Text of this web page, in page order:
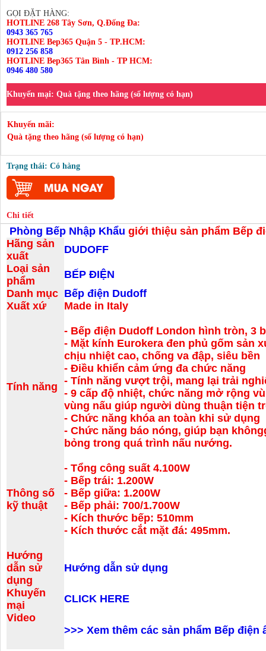
GỌI ĐẶT HÀNG:
HOTLINE 268 Tây Sơn, Q.Đống Đa:
0943 365 765
HOTLINE Bep365 Quận 5 - TP.HCM:
0912 256 858
HOTLINE Bep365 Tân Bình - TP HCM:
0946 480 580
Khuyến mại: Quà tặng theo hãng (số lượng có hạn)
Khuyến mãi:
Quà tặng theo hãng (số lượng có hạn)
Trạng thái: Có hàng
Chi tiết
Phòng Bếp Nhập Khẩu giới thiệu sản phẩm Bếp
Hãng sản
xuất
DUDOFF
Loại sản
phẩm
BẾP ĐIỆN
Danh mục Bếp điện Dudoff
Xuất xứ
Made in Italy
Tính năng
- Bếp điện Dudoff London hình tròn, 3
- Mặt kính Eurokera đen phủ gốm sản
chịu nhiệt cao, chống va đập, siêu bền
- Điều khiển cảm ứng đa chức năng
- Tính năng vượt trội, mang lại trải
- 9 cấp độ nhiệt, chức năng mở rộng
vùng nấu giúp người dùng thuận tiện
- Chức năng khóa an toàn khi sử dụng
- Chức năng báo nóng, giúp bạn
bỏng trong quá trình nấu nướng.
Thông số
kỹ thuật
- Tổng công suất 4.100W
- Bếp trái: 1.200W
- Bếp giữa: 1.200W
- Bếp phải: 700/1.700W
- Kích thước bếp: 510mm
- Kích thước cắt mặt đá: 495mm.
Hướng
dẫn sử
dụng
Hướng dẫn sử dụng
Khuyến
mại
CLICK HERE
Video
>>> Xem thêm các sản phẩm Bếp điện